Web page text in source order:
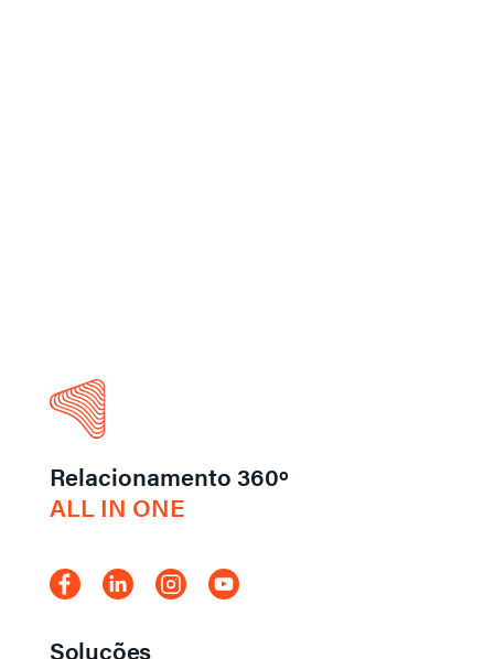
Relacionamento 360º
ALL IN ONE
Soluções